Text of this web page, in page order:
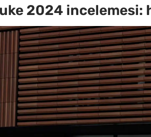
2024